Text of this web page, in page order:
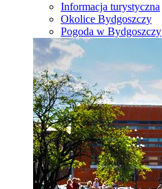
Informacja turystyczna
Okolice Bydgoszczy
Pogoda w Bydgoszczy